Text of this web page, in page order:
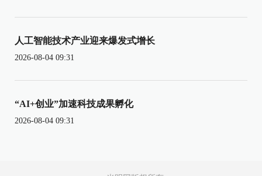
人工智能技术产业迎来爆发式增长
2026-08-04 09:31
“AI+创业”加速科技成果孵化
2026-08-04 09:31